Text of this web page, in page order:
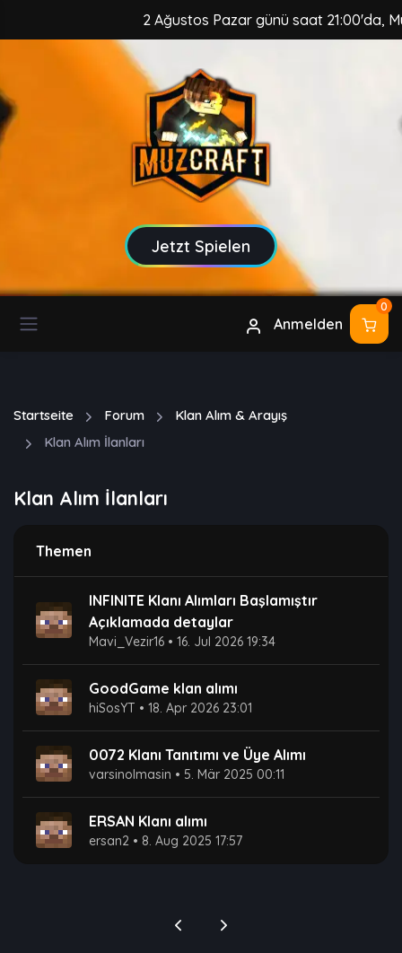
2 Ağustos Pazar günü saat 21:00'da,
Jetzt Spielen
Anmelden
0
Startseite Forum
Klan Alım & Arayış
Klan Alım İlanları
Klan Alım İlanları
Themen
INFINITE Klanı Alımları Başlamıştır
Açıklamada detaylar
Mavi_Vezir16 • 16. Jul 2026 19:34
GoodGame klan alımı
hiSosYT • 18. Apr 2026 23:01
0072 Klanı Tanıtımı ve Üye Alımı
varsinolmasin • 5. Mär 2025 00:11
ERSAN Klanı alımı
ersan2 • 8. Aug 2025 17:57